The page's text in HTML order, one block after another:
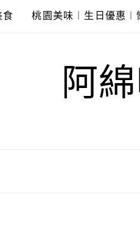
食 桃園美味︱生日優惠︱
阿